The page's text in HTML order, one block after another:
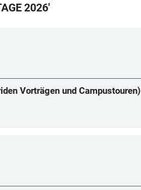
2026'
Vorträgen und Campustouren)